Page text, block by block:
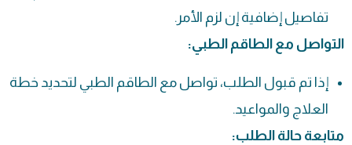
تفاصيل إضافية إن لزم الأمر.
التواصل مع الطاقم الطبي:
إذا تم قبول الطلب، تواصل مع الطاقم الطبي لتحديد خطة
العلاج والمواعيد.
متابعة حالة الطلب: